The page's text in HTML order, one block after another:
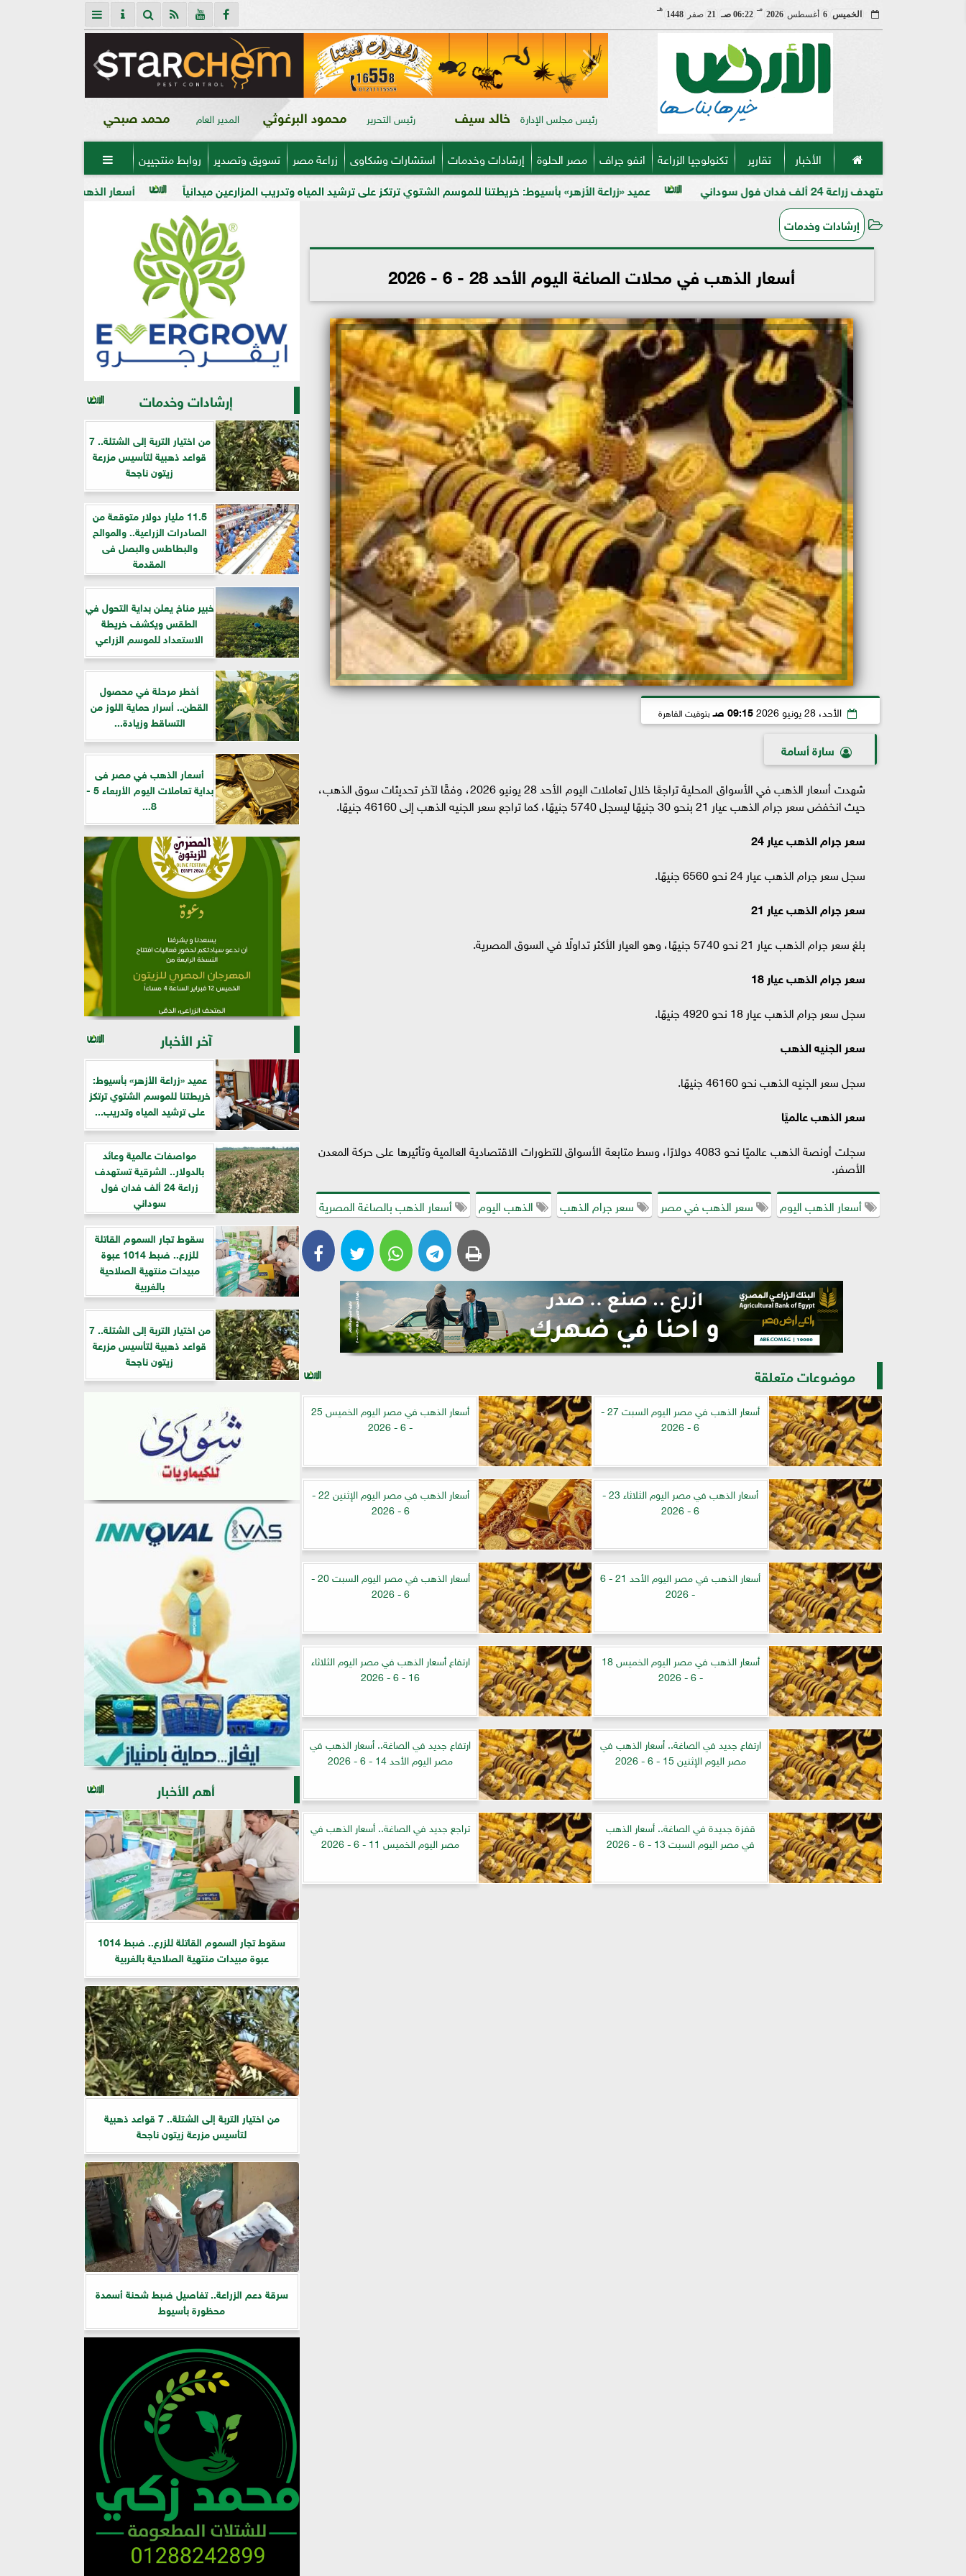
الخميس 6 أغسطس2026
مـ
06:22 صـ 21 صفر 1448
هـ
رئيس مجلس الإدارة خالد سيف رئيس التحرير محمود البرغوثي المدير العام محمد صبحي
الأخبار تقارير تكنولوجيا الزراعة انفو جراف مصر الحلوة إرشادات وخدمات استشارات وشكاوى زراعة مصر تسويق وتصدير روابط منتجيين 
أسعار الذهب في مصر فى بداية تعاملات اليوم الأربعاء 5 - عميد «زراعة الأزهر» بأسيوط: خريطتنا للموسم الشتوي ترتكز على ترشيد المياه وتدريب المزارعين ميدانياً
إرشادات وخدمات
أسعار الذهب في محلات الصاغة اليوم الأحد 28 - 6 - 2026
الأحد، 28 يونيو 2026 09:15 صـ بتوقيت القاهرة
سارة أسامة
شهدت أسعار الذهب في الأسواق المحلية تراجعًا خلال تعاملات اليوم الأحد 28 يونيو 2026، وفقًا لآخر تحديثات سوق الذهب،
حيث انخفض سعر جرام الذهب عيار 21 بنحو 30 جنيهًا ليسجل 5740 جنيهًا، كما تراجع سعر الجنيه الذهب إلى 46160 جنيهًا.
سعر جرام الذهب عيار 24
سجل سعر جرام الذهب عيار 24 نحو 6560 جنيهًا.
سعر جرام الذهب عيار 21
بلغ سعر جرام الذهب عيار 21 نحو 5740 جنيهًا، وهو العيار الأكثر تداولًا في السوق المصرية.
سعر جرام الذهب عيار 18
سجل سعر جرام الذهب عيار 18 نحو 4920 جنيهًا.
سعر الجنيه الذهب
سجل سعر الجنيه الذهب نحو 46160 جنيهًا.
سعر الذهب عالميًا
سجلت أونصة الذهب عالميًا نحو 4083 دولارًا، وسط متابعة الأسواق للتطورات الاقتصادية العالمية وتأثيرها على حركة المعدن
الأصفر.
أسعار الذهب اليوم
سعر الذهب في مصر سعر جرام الذهب الذهب اليوم أسعار الذهب بالصاغة المصرية
موضوعات متعلقة
أسعار الذهب في مصر اليوم السبت 27 -
6 - 2026
أسعار الذهب في مصر اليوم الخميس 25
- 6 - 2026
أسعار الذهب في مصر اليوم الثلاثاء 23 -
6 - 2026
أسعار الذهب في مصر اليوم الإثنين 22 -
6 - 2026
أسعار الذهب في مصر اليوم الأحد 21 - 6
- 2026
أسعار الذهب في مصر اليوم السبت 20 -
6 - 2026
أسعار الذهب في مصر اليوم الخميس 18
- 6 - 2026
ارتفاع أسعار الذهب في مصر اليوم الثلاثاء
16 - 6 - 2026
ارتفاع جديد في الصاغة.. أسعار الذهب في
مصر اليوم الإثنين 15 - 6 - 2026
ارتفاع جديد في الصاغة.. أسعار الذهب في
مصر اليوم الأحد 14 - 6 - 2026
قفزة جديدة في الصاغة.. أسعار الذهب
في مصر اليوم السبت 13 - 6 - 2026
تراجع جديد في الصاغة.. أسعار الذهب في
مصر اليوم الخميس 11 - 6 - 2026
إرشادات وخدمات
من اختيار التربة إلى الشتلة.. 7
قواعد ذهبية لتأسيس مزرعة
زيتون ناجحة
11.5 مليار دولار متوقعة من
الصادرات الزراعية.. والموالح
والبطاطس والبصل فى
المقدمة
خبير مناخ يعلن بداية التحول في
الطقس ويكشف خريطة
الاستعداد للموسم الزراعي
أخطر مرحلة في محصول
القطن.. أسرار حماية اللوز من
التساقط وزيادة...
أسعار الذهب في مصر فى
بداية تعاملات اليوم الأربعاء 5 -
8...
آخر الأخبار
عميد «زراعة الأزهر» بأسيوط:
خريطتنا للموسم الشتوي ترتكز
على ترشيد المياه وتدريب...
مواصفات عالمية وعائد
بالدولار.. الشرقية تستهدف
زراعة 24 ألف فدان فول
سوداني
سقوط تجار السموم القاتلة
للزرع.. ضبط 1014 عبوة
مبيدات منتهية الصلاحية
بالغربية
من اختيار التربة إلى الشتلة.. 7
قواعد ذهبية لتأسيس مزرعة
زيتون ناجحة
أهم الأخبار
سقوط تجار السموم القاتلة للزرع.. ضبط 1014
عبوة مبيدات منتهية الصلاحية بالغربية
من اختيار التربة إلى الشتلة.. 7 قواعد ذهبية
لتأسيس مزرعة زيتون ناجحة
سرقة دعم الزراعة.. تفاصيل ضبط شحنة أسمدة
محظورة بأسيوط